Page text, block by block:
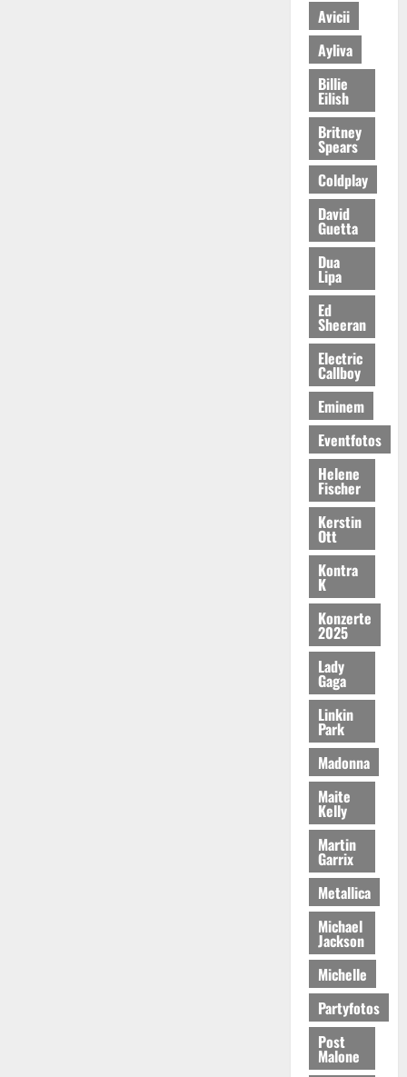
Avicii
Ayliva
Billie
Eilish
Britney
Spears
Coldplay
David
Guetta
Dua
Lipa
Ed
Sheeran
Electric
Callboy
Eminem
Eventfotos
Helene
Fischer
Kerstin
Ott
Kontra
K
Konzerte
2025
Lady
Gaga
Linkin
Park
Madonna
Maite
Kelly
Martin
Garrix
Metallica
Michael
Jackson
Michelle
Partyfotos
Post
Malone